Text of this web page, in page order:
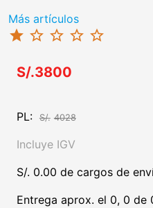
Más artículos
star star_border star_border star_border star_border
S/.3800
PL: S/. 4028
Incluye IGV
S/. 0.00 de cargos de
Entrega aprox. el 0, 0 de